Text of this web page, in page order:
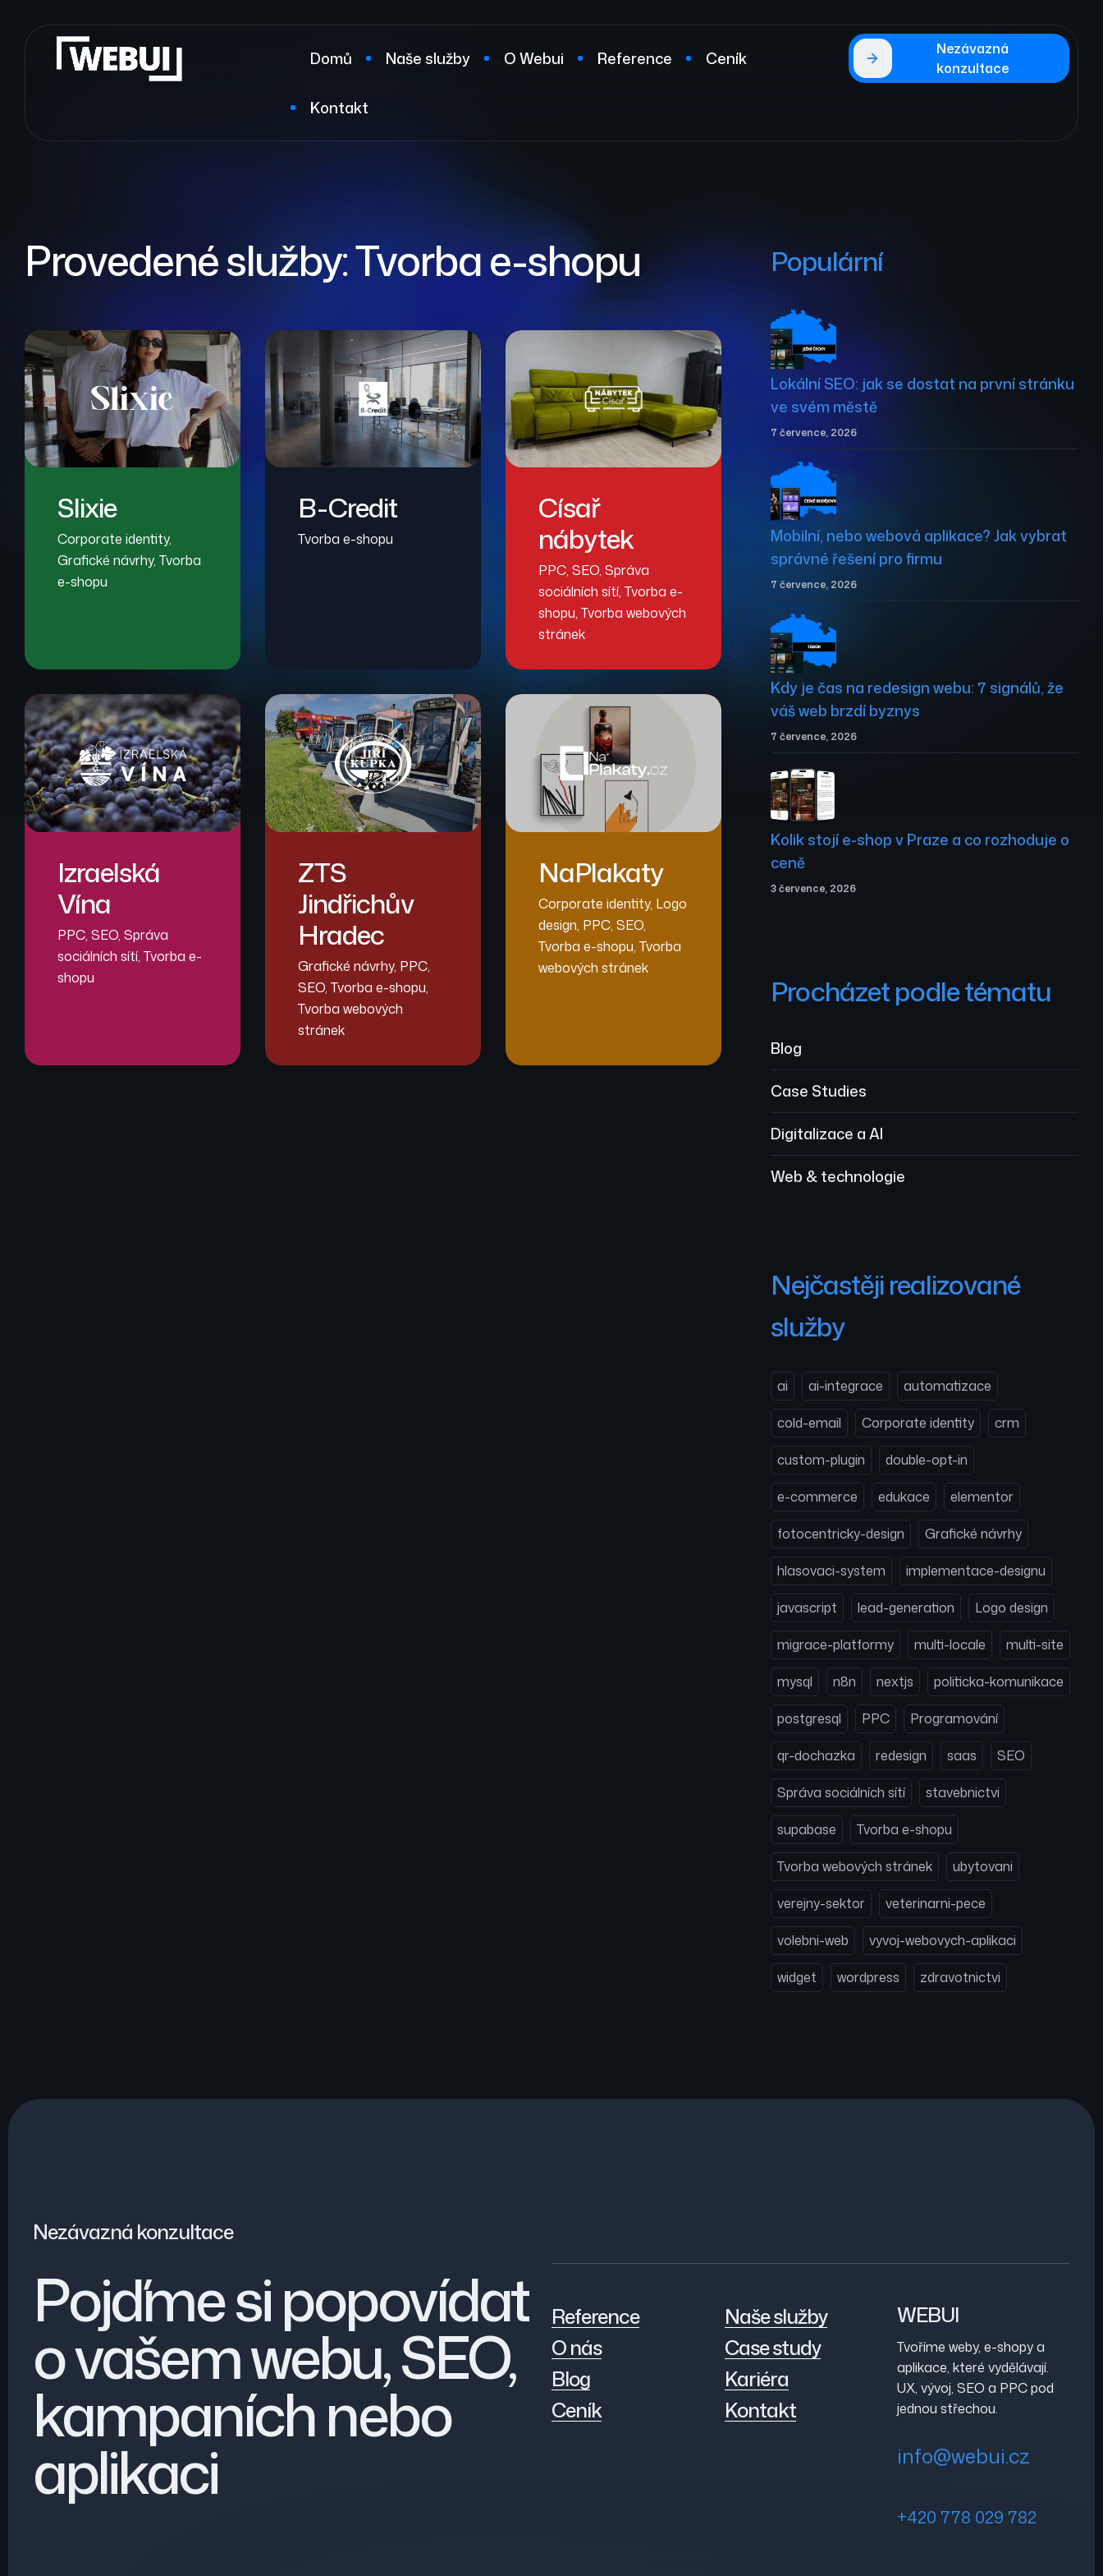
Domů Naše služby O Webui Reference Ceník
Kontakt
Nezávazná
konzultace
Provedené služby: Tvorba e-shopu
Slixie
Corporate identity,
Grafické návrhy, Tvorba
e-shopu
B-Credit
Tvorba e-shopu
Císař
nábytek
PPC, SEO, Správa
sociálních sítí, Tvorba e-
shopu, Tvorba webových
stránek
Izraelská
Vína
PPC, SEO, Správa
sociálních sítí, Tvorba e-
shopu
ZTS
Jindřichův
Hradec
Grafické návrhy, PPC,
SEO, Tvorba e-shopu,
Tvorba webových
stránek
NaPlakaty
Corporate identity, Logo
design, PPC, SEO,
Tvorba e-shopu, Tvorba
webových stránek
Populární
7 července, 2026
Lokální SEO: jak se dostat na první stránku
ve svém městě
7 července, 2026
Mobilní, nebo webová aplikace? Jak vybrat
správné řešení pro firmu
7 července, 2026
Kdy je čas na redesign webu: 7 signálů, že
váš web brzdí byznys
3 července, 2026
Kolik stojí e-shop v Praze a co rozhoduje o
ceně
Procházet podle tématu
Blog
Case Studies
Digitalizace a AI
Web & technologie
Nejčastěji realizované
služby
ai ai-integrace automatizace
cold-email Corporate identity crm
custom-plugin double-opt-in
e-commerce edukace elementor
fotocentricky-design Grafické návrhy
hlasovaci-system implementace-designu
javascript lead-generation Logo design
migrace-platformy multi-locale multi-site
mysql n8n nextjs politicka-komunikace
postgresql PPC Programování
qr-dochazka redesign saas SEO
Správa sociálních sítí stavebnictvi
supabase Tvorba e-shopu
Tvorba webových stránek ubytovani
verejny-sektor veterinarni-pece
volebni-web vyvoj-webovych-aplikaci
widget wordpress zdravotnictvi
Nezávazná konzultace
Pojďme si popovídat
o vašem webu, SEO,
kampaních nebo
aplikaci
Reference
O nás
Blog
Ceník
Naše služby
Case study
Kariéra
Kontakt
WEBUI
Tvoříme weby, e-shopy a
aplikace, které vydělávají.
UX, vývoj, SEO a PPC pod
jednou střechou.
info@webui.cz
+420 778 029 782